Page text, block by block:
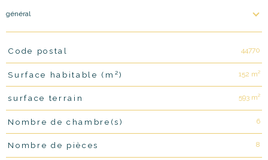
général
TRAD_PAMPERO_Caracteristique
Code postal 44770
Surface habitable (m²) 152 m²
surface terrain 593 m²
Nombre de chambre(s) 6
Nombre de pièces 8